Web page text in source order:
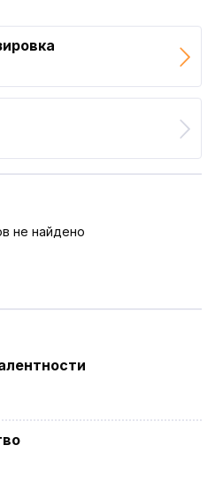
не найдено